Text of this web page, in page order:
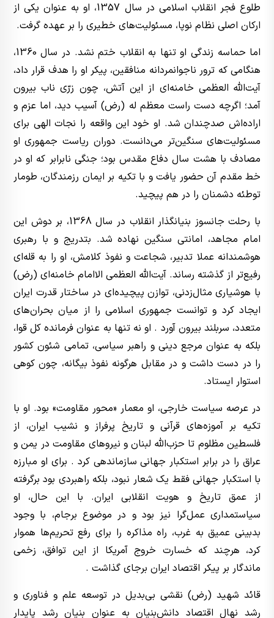
طلوع فجر انقلاب اسلامی در سال 1357، او به عنوان یکی از
ارکان اصلی نظام نوپا، مسئولیت‌های خطیری را بر عهده گرفت.
اما حماسه زندگی او تنها به انقلاب ختم نشد. در سال 1360،
هنگامی که ترور ناجوانمردانه منافقین، پیکر او را هدف قرار داد،
آیت‌الله العظمی خامنه‌ای از این آتش، چون زرّی ناب بیرون
آمد؛ اگرچه دست راست معظم له (رض) آسیب دید، اما عزم و
اراده‌اش صدچندان شد. او خود این واقعه را نجات الهی برای
مسئولیت‌های سنگین‌تر می‌دانست. دوران ریاست جمهوری او
مصادف با هشت سال دفاع مقدس بود؛ جنگی نابرابر که او در
خط مقدم آن حضور یافت و با تکیه بر ایمان رزمندگان، طومار
توطئه دشمنان را در هم پیچید.
با رحلت جانسوز بنیانگذار انقلاب در سال 1368، بر دوش این
امام مجاهد، امانتی سنگین نهاده شد. بتدریج و با رهبری
هوشمندانه عملا تدبیر، شجاعت و نفوذ کلامش، او را به قله‌ای
رفیع‌تر از گذشته رساند. آیت‌الله العظمی الاامام خامنه‌ای (رض)
با هوشیاری مثال‌زدنی، توازن پیچیده‌ای در ساختار قدرت ایران
ایجاد کرد و توانست جمهوری اسلامی را از میان بحران‌های
متعدد، سربلند بیرون آورد . او نه تنها به عنوان فرمانده کل قوا،
بلکه به عنوان مرجع دینی و راهبر سیاسی، تمامی شئون کشور
را در دست داشت و در مقابل هرگونه نفوذ بیگانه، چون کوهی
استوار ایستاد.
در عرصه سیاست خارجی، او معمار «محور مقاومت» بود. او با
تکیه بر آموزه‌های قرآنی و تاریخ پرفراز و نشیب ایران، از
فلسطین مظلوم تا حزب‌الله لبنان و نیروهای مقاومت در یمن و
عراق را در برابر استکبار جهانی سازماندهی کرد . برای او مبارزه
با استکبار جهانی فقط یک شعار نبود، بلکه راهبردی بود برگرفته
از عمق تاریخ و هویت انقلابی ایران. با این حال، او
سیاستمداری عمل‌گرا نیز بود و در موضوع برجام، با وجود
بدبینی عمیق به غرب، راه مذاکره را برای رفع تحریم‌ها هموار
کرد، هرچند که خسارت خروج آمریکا از این توافق، زخمی
ماندگار بر پیکر اقتصاد ایران برجای گذاشت .
قائد شهید (رض) نقشی بی‌بدیل در توسعه علم و فناوری و
رشد نهال اقتصاد دانش‌بنیان به عنوان بنیان رشد پایدار